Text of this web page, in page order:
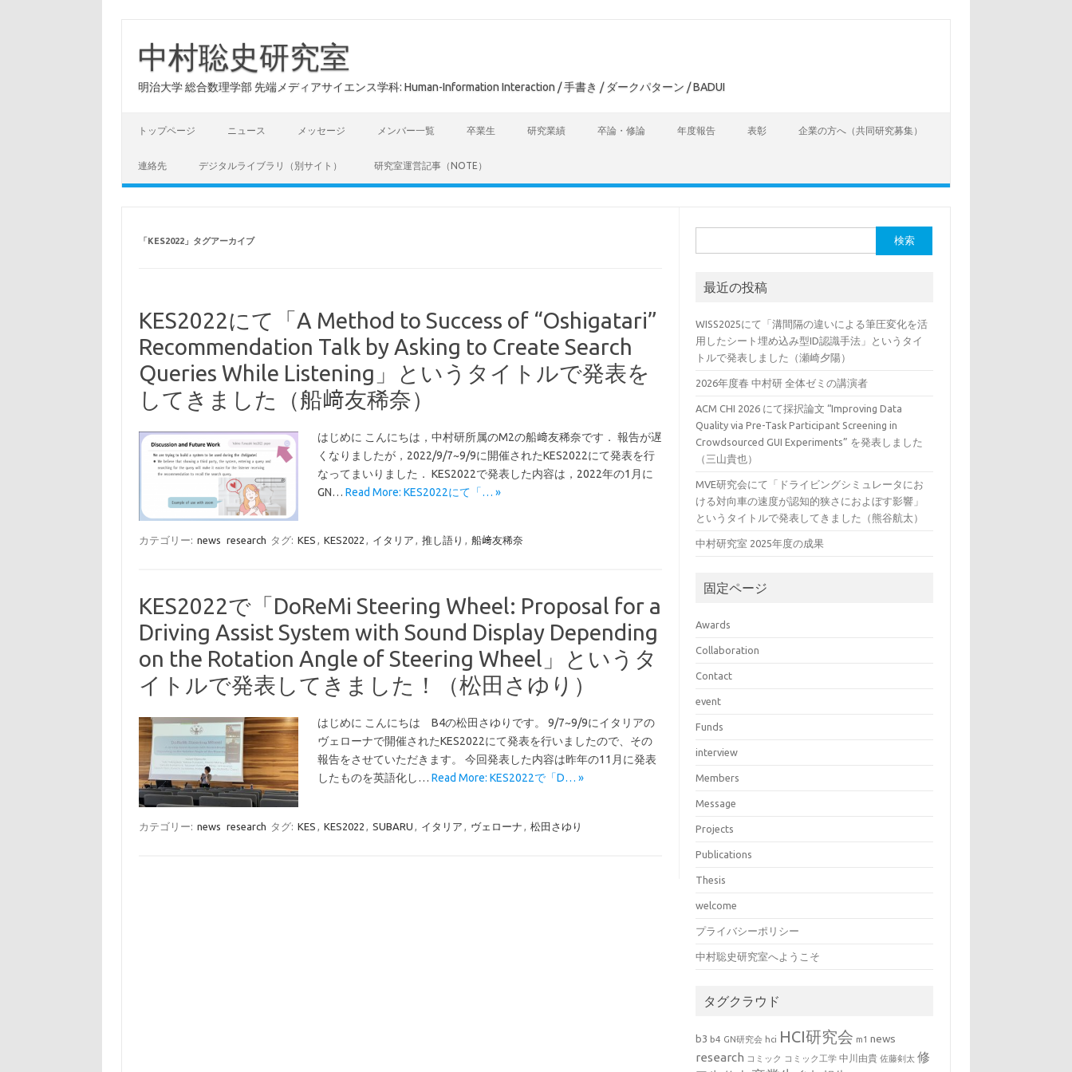
中村聡史研究室
明治大学 総合数理学部 先端メディアサイエンス学科: Human-Information Interaction / 手書き / ダークパターン / BADUI
トップページ ニュース メッセージ メンバー一覧 卒業生 研究業績 卒論・修論 年度報告 表彰 企業の方へ（共同研究募集）
連絡先 デジタルライブラリ（別サイト） 研究室運営記事（NOTE）
「KES2022」タグアーカイブ
KES2022にて「A Method to Success of “Oshigatari”
Recommendation Talk by Asking to Create Search
Queries While Listening」というタイトルで発表を
してきました（船﨑友稀奈）
はじめに こんにちは，中村研所属のM2の船﨑友稀奈です． 報告が遅
くなりましたが，2022/9/7~9/9に開催されたKES2022にて発表を行
なってまいりました． KES2022で発表した内容は，2022年の1月に
GN… Read More: KES2022にて「… »
カテゴリー: news research タグ: KES , KES2022 , イタリア , 推し語り , 船﨑友稀奈
KES2022で「DoReMi Steering Wheel: Proposal for a
Driving Assist System with Sound Display Depending
on the Rotation Angle of Steering Wheel」というタ
イトルで発表してきました！（松田さゆり）
はじめに こんにちは B4の松田さゆりです。 9/7~9/9にイタリアの
ヴェローナで開催されたKES2022にて発表を行いましたので、その
報告をさせていただきます。 今回発表した内容は昨年の11月に発表
したものを英語化し… Read More: KES2022で「D… »
カテゴリー: news research タグ: KES KES2022 SUBARU イタリア ヴェローナ 松田さゆり
索:
最近の投稿
WISS2025にて「溝間隔の違いによる筆圧変化を活
用したシート埋め込み型ID認識手法」というタイ
トルで発表しました（瀬崎夕陽）
2026年度春 中村研 全体ゼミの講演者
ACM CHI 2026 にて採択論文 “Improving Data
Quality via Pre-Task Participant Screening in
Crowdsourced GUI Experiments” を発表しました
（三山貴也）
MVE研究会にて「ドライビングシミュレータにお
ける対向車の速度が認知的狭さにおよぼす影響」
というタイトルで発表してきました（熊谷航太）
中村研究室 2025年度の成果
固定ページ
Awards
Collaboration
Contact
event
Funds
interview
Members
Message
Projects
Publications
Thesis
welcome
プライバシーポリシー
中村聡史研究室へようこそ
タグクラウド
b3 b4 GN研究会 hci HCI研究会 m1 news
research コミック コミック工学 中川由貴 佐藤剣太 修